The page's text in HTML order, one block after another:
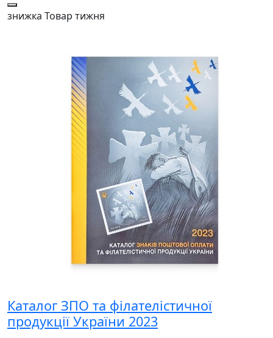
знижка Товар тижня
Каталог ЗПО та філателістичної
продукції України 2023